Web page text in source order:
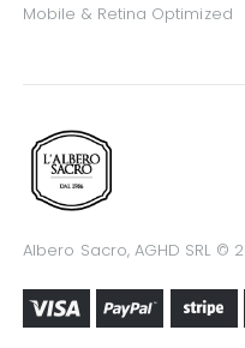
Mobile & Retina Optimized
Albero Sacro, AGHD SRL ©